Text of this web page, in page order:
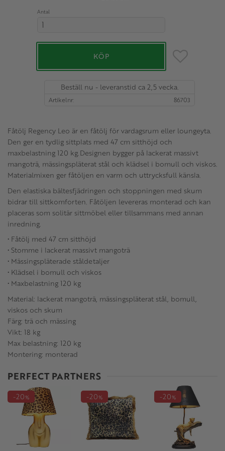
Antal
KÖP Lägg till i
Beställ nu - leveranstid ca 2,5 vecka.
Artikelnr 86703
Fåtölj Regency Leo är en fåtölj för vardagsrum eller loungeyta.
Den ger en tydlig sittplats med 47 cm sitthöjd och
maxbelastning 120 kg.Designen bygger på lackerat massivt
mangoträ, mässingspläterat stål och klädsel i bomull och viskos.
Materialmixen ger fåtöljen en varm och uttrycksfull känsla.
Den elastiska bältesfjädringen och stoppningen med skum
bidrar till sittkomforten. Fåtöljen levereras monterad och kan
placeras som solitär sittmöbel eller tillsammans med annan
inredning.
• Fåtölj med 47 cm sitthöjd
• Stomme i lackerat massivt mangoträ
• Mässingspläterade ståldetaljer
• Klädsel i bomull och viskos
• Maxbelastning 120 kg
Material: lackerat mangoträ, mässingspläterat stål, bomull,
viskos och skum
Färg: trä och mässing
Vikt: 18 kg
Max belastning: 120 kg
Montering: monterad
PERFECT PARTNERS
20% 20% 20%